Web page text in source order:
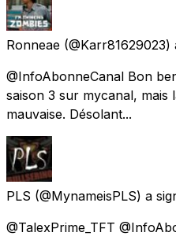
Ronneae (@Karr81629023)
@InfoAbonneCanal Bon
saison 3 sur mycanal, mais
mauvaise. Désolant...
PLS (@MynameisPLS) a
@TalexPrime_TFT